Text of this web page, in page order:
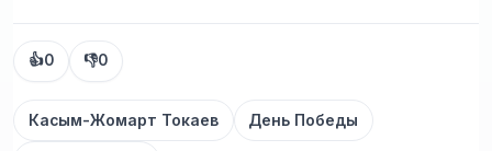
👍0 👎0
Касым-Жомарт Токаев День Победы